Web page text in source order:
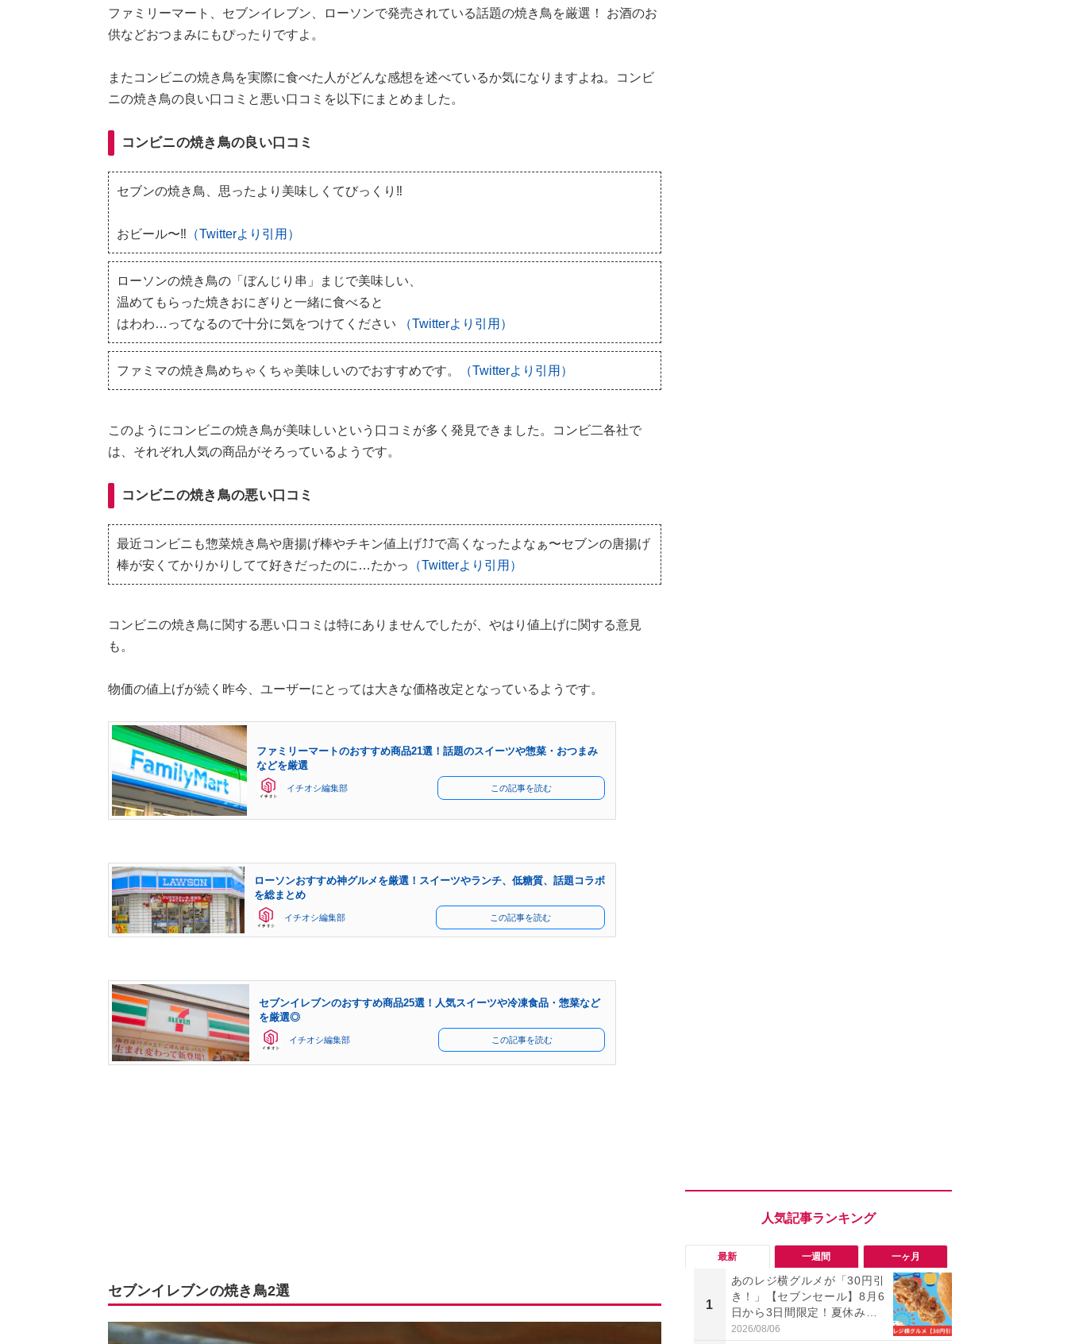
ファミリーマート、セブンイレブン、ローソンで発売されている話題の焼き鳥を厳選！ お酒のお
供などおつまみにもぴったりですよ。
またコンビニの焼き鳥を実際に食べた人がどんな感想を述べているか気になりますよね。コンビ
ニの焼き鳥の良い口コミと悪い口コミを以下にまとめました。
コンビニの焼き鳥の良い口コミ
セブンの焼き鳥、思ったより美味しくてびっくり‼
おビール〜‼️ （Twitterより引用）
ローソンの焼き鳥の「ぼんじり串」まじで美味しい、
温めてもらった焼きおにぎりと一緒に食べると
はわわ…ってなるので十分に気をつけてください
（Twitterより引用）
ファミマの焼き鳥めちゃくちゃ美味しいのでおすすめです。 （Twitterより引用）
このようにコンビニの焼き鳥が美味しいという口コミが多く発見できました。コンビ二各社で
は、それぞれ人気の商品がそろっているようです。
コンビニの焼き鳥の悪い口コミ
最近コンビニも惣菜焼き鳥や唐揚げ棒やチキン値上げ⤴︎⤴︎で高くなったよなぁ〜セブンの唐揚げ
棒が安くてかりかりしてて好きだったのに…たかっ （Twitterより引用）
コンビニの焼き鳥に関する悪い口コミは特にありませんでしたが、やはり値上げに関する意見
も。
物価の値上げが続く昨今、ユーザーにとっては大きな価格改定となっているようです。
ファミリーマートのおすすめ商品21選！話題のスイーツや惣菜・おつまみ
などを厳選
イチオシ編集部 この記事を読む
ローソンおすすめ神グルメを厳選！スイーツやランチ、低糖質、話題コラボ
を総まとめ
イチオシ編集部 この記事を読む
セブンイレブンのおすすめ商品25選！人気スイーツや冷凍食品・惣菜など
を厳選◎
イチオシ編集部 この記事を読む
セブンイレブンの焼き鳥2選
最新 一週間 一ヶ月
1
あのレジ横グルメが「30円引
き！」【セブンセール】8月6
日から3日間限定！夏休みの
おやつに最高
2026/08/06